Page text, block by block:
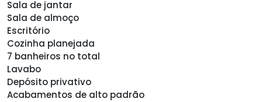
Sala de jantar
Sala de almoço
Escritório
Cozinha planejada
7 banheiros no total
Lavabo
Depósito privativo
Acabamentos de alto padrão